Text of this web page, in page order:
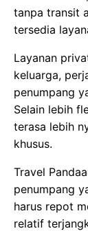
tanpa transit
tersedia
Layanan
keluarga,
penumpang
Selain lebih
terasa lebih
khusus.
Travel
penumpang
harus repot
relatif